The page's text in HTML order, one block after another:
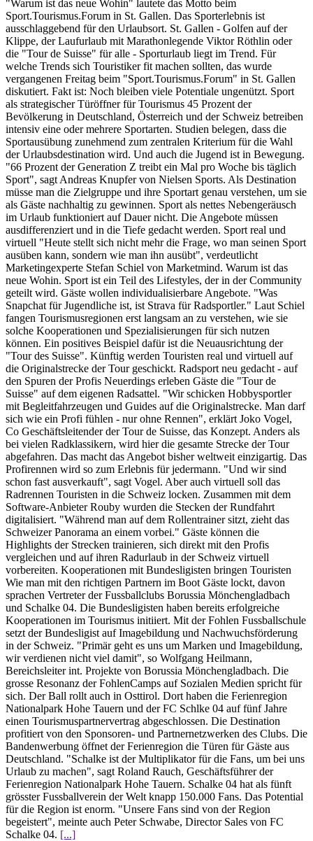
"Warum ist das neue Wohin" lautete das Motto beim
Sport.Tourismus.Forum in St. Gallen. Das Sporterlebnis ist
ausschlaggebend für den Urlaubsort. St. Gallen - Golfen auf der
Klippe, der Laufurlaub mit Marathonlegende Viktor Röthlin oder
die "Tour de Suisse" für alle - Sporturlaub liegt im Trend. Für
welche Trends sich Touristiker fit machen sollten, das wurde
vergangenen Freitag beim "Sport.Tourismus.Forum" in St. Gallen
diskutiert. Fakt ist: Noch bleiben viele Potentiale ungenützt. Sport
als strategischer Türöffner für Tourismus 45 Prozent der
Bevölkerung in Deutschland, Österreich und der Schweiz betreiben
intensiv eine oder mehrere Sportarten. Studien belegen, dass die
Sportausübung zunehmend zum zentralen Kriterium für die Wahl
der Urlaubsdestination wird. Und auch die Jugend ist in Bewegung.
"66 Prozent der Generation Z treibt ein Mal pro Woche bis täglich
Sport", sagt Andreas Knupfer von Nielsen Sports. Als Destination
müsse man die Zielgruppe und ihre Sportart genau verstehen, um sie
als Gäste nachhaltig zu gewinnen. Sport als nettes Nebengeräusch
im Urlaub funktioniert auf Dauer nicht. Die Angebote müssen
ausdifferenziert und in die Tiefe gedacht werden. Sport real und
virtuell "Heute stellt sich nicht mehr die Frage, wo man seinen Sport
ausüben kann, sondern wie man ihn ausübt", verdeutlicht
Marketingexperte Stefan Schiel von Marketmind. Warum ist das
neue Wohin. Sport ist ein Teil des Lifestyles, der in der Community
geteilt wird. Gäste wollen individualisierbare Angebote. "Was
Snapchat für Jugendliche ist, ist Strava für Radsportler." Laut Schiel
fangen Tourismusregionen erst langsam an zu verstehen, wie sie
solche Kooperationen und Spezialisierungen für sich nutzen
können. Ein positives Beispiel dafür ist die Neuausrichtung der
"Tour des Suisse". Künftig werden Touristen real und virtuell auf
die Originalstrecke der Tour geschickt. Radsport neu gedacht - auf
den Spuren der Profis Neuerdings erleben Gäste die "Tour de
Suisse" auf dem eigenen Radsattel. "Wir schicken Hobbysportler
mit Begleitfahrzeugen und Guides auf die Originalstrecke. Man darf
sich wie ein Profi fühlen - nur ohne Rennen", erklärt Joko Vogel,
Co Geschäftsleitender der Tour de Suisse, das Konzept. Anders als
bei vielen Radklassikern, wird hier die gesamte Strecke der Tour
abgefahren. Das macht das Angebot bisher weltweit einzigartig. Das
Profirennen wird so zum Erlebnis für jedermann. "Und wir sind
schon fast ausverkauft", sagt Vogel. Aber auch virtuell soll das
Radrennen Touristen in die Schweiz locken. Zusammen mit dem
Software-Anbieter Rouby wurden die Stecken der Rundfahrt
digitalisiert. "Während man auf dem Rollentrainer sitzt, zieht das
Schweizer Panorama an einem vorbei." Gäste können die
Highlights der Strecken trainieren, sich direkt mit den Profis
vergleichen und auf ihren Radurlaub in der Schweiz virtuell
vorbereiten. Kooperationen mit Bundesligisten bringen Touristen
Wie man mit den richtigen Partnern im Boot Gäste lockt, davon
sprachen Vertreter der Fussballclubs Borussia Mönchengladbach
und Schalke 04. Die Bundesligisten haben bereits erfolgreiche
Kooperationen im Tourismus initiiert. Mit der Fohlen Fussballschule
setzt der Bundesligist auf Imagebildung und Nachwuchsförderung
in der Schweiz. "Primär geht es uns um Marken und Imagebildung,
wir verdienen nicht viel damit", so Wolfgang Heilmann,
Bereichsleiter int. Projekte von Borussia Mönchengladbach. Die
grosse Resonanz der FohlenCamps auf Sozialen Medien spricht für
sich. Der Ball rollt auch in Osttirol. Dort haben die Ferienregion
Nationalpark Hohe Tauern und der FC Schlke 04 auf fünf Jahre
einen Tourismuspartnervertrag abgeschlossen. Die Destination
profitiert von den Sponsoren- und Partnernetzwerken des Clubs. Die
Bandenwerbung öffnet der Ferienregion die Türen für Gäste aus
Deutschland. "Schalke ist der Multiplikator für die Fans, um bei uns
Urlaub zu machen", sagt Roland Rauch, Geschäftsführer der
Ferienregion Nationalpark Hohe Tauern. Schalke 04 hat als fünft
grösster Fussballverein der Welt knapp 150.000 Fans. Das Potential
für die Region ist enorm. "Unsere Fans sind von der Region
begeistert", meinte auch Peter Schwabe, Director Sales von FC
Schalke 04. [...]